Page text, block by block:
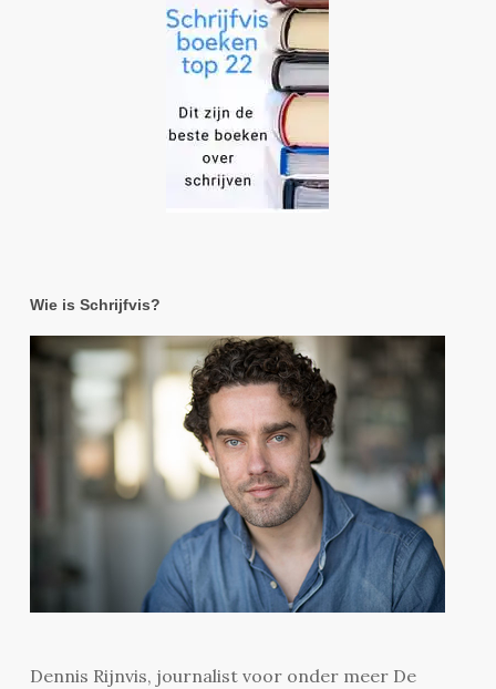
Wie is Schrijfvis?
Dennis Rijnvis, journalist voor onder meer De